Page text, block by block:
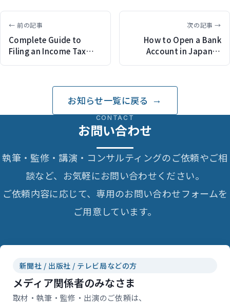
← 前の記事
Complete Guide to
Filing an Income Tax
JAPANで記事監修）
次の記事 →
How to Open a Bank
Account in Japan: A
Residents（belonging
お知らせ一覧に戻る
CONTACT
お問い合わせ
執筆・監修・講演・コンサルティングのご依頼やご相
談など、お気軽にお問い合わせください。
ご依頼内容に応じて、専用のお問い合わせフォームを
ご用意しています。
新聞社 / 出版社 / テレビ局などの方
メディア関係者のみなさま
取材・執筆・監修・出演のご依頼は、